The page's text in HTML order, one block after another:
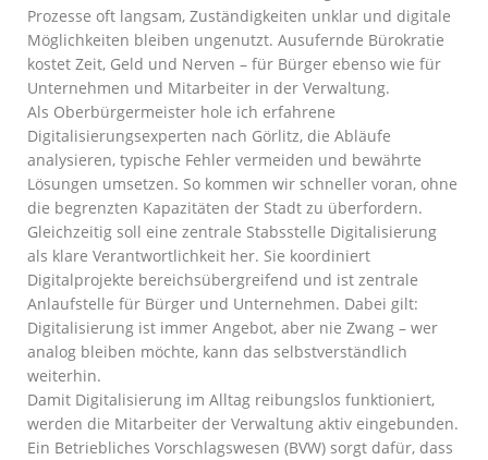
Prozesse oft langsam, Zuständigkeiten unklar und digitale
Möglichkeiten bleiben ungenutzt. Ausufernde Bürokratie
kostet Zeit, Geld und Nerven – für Bürger ebenso wie für
Unternehmen und Mitarbeiter in der Verwaltung.
Als Oberbürgermeister hole ich erfahrene
Digitalisierungsexperten nach Görlitz, die Abläufe
analysieren, typische Fehler vermeiden und bewährte
Lösungen umsetzen. So kommen wir schneller voran, ohne
die begrenzten Kapazitäten der Stadt zu überfordern.
Gleichzeitig soll eine zentrale Stabsstelle Digitalisierung
als klare Verantwortlichkeit her. Sie koordiniert
Digitalprojekte bereichsübergreifend und ist zentrale
Anlaufstelle für Bürger und Unternehmen. Dabei gilt:
Digitalisierung ist immer Angebot, aber nie Zwang – wer
analog bleiben möchte, kann das selbstverständlich
weiterhin.
Damit Digitalisierung im Alltag reibungslos funktioniert,
werden die Mitarbeiter der Verwaltung aktiv eingebunden.
Ein Betriebliches Vorschlagswesen (BVW) sorgt dafür, dass